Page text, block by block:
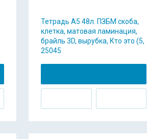
Тетрадь А5 48л. ПЗБМ скоба,
клетка, матовая ламинация,
брайль 3D, вырубка, Кто это (5,
25045